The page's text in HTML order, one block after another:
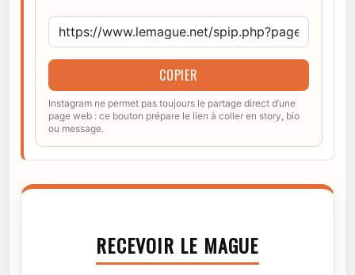
COPIER
Instagram ne permet pas toujours le partage direct d’une
page web : ce bouton prépare le lien à coller en story, bio
ou message.
RECEVOIR LE MAGUE